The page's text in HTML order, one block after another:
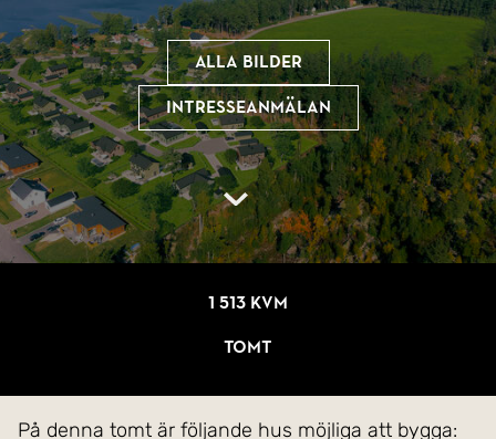
Alla bilder
Intresseanmälan
1 513 kvm
Tomt
På denna tomt är följande hus möjliga att bygga: